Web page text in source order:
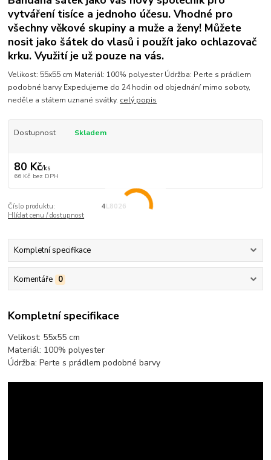
vytváření tisíce a jednoho účesu. Vhodné pro
všechny věkové skupiny a muže a ženy! Můžete
nosit jako šátek do vlasů i použít jako ochlazovač
krku. Využití je už pouze na vás.
Velikost: 55x55 cm Materiál: 100% polyester Údržba: Perte s prádlem
podobné barvy Expedujeme do 24 hodin od objednání mimo soboty,
neděle a státem uznané svátky. celý popis
Dostupnost Skladem
80 Kč/ks
66 Kč bez DPH
Číslo produktu:
4L8026
Hlídat cenu / dostupnost
Kompletní specifikace
Komentáře 0
Kompletní specifikace
Velikost: 55x55 cm
Materiál: 100% polyester
Údržba: Perte s prádlem podobné barvy